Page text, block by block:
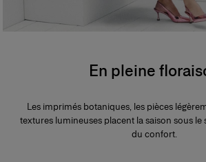
En pleine
Les imprimés botaniques, les pièces
textures lumineuses placent la saison sous le
du confort.